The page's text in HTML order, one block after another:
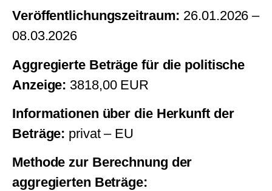
Veröffentlichungszeitraum: 26.01.2026 –
08.03.2026
Aggregierte Beträge für die politische
Anzeige: 3818,00 EUR
Informationen über die Herkunft der
Beträge: privat – EU
Methode zur Berechnung der
aggregierten Beträge: